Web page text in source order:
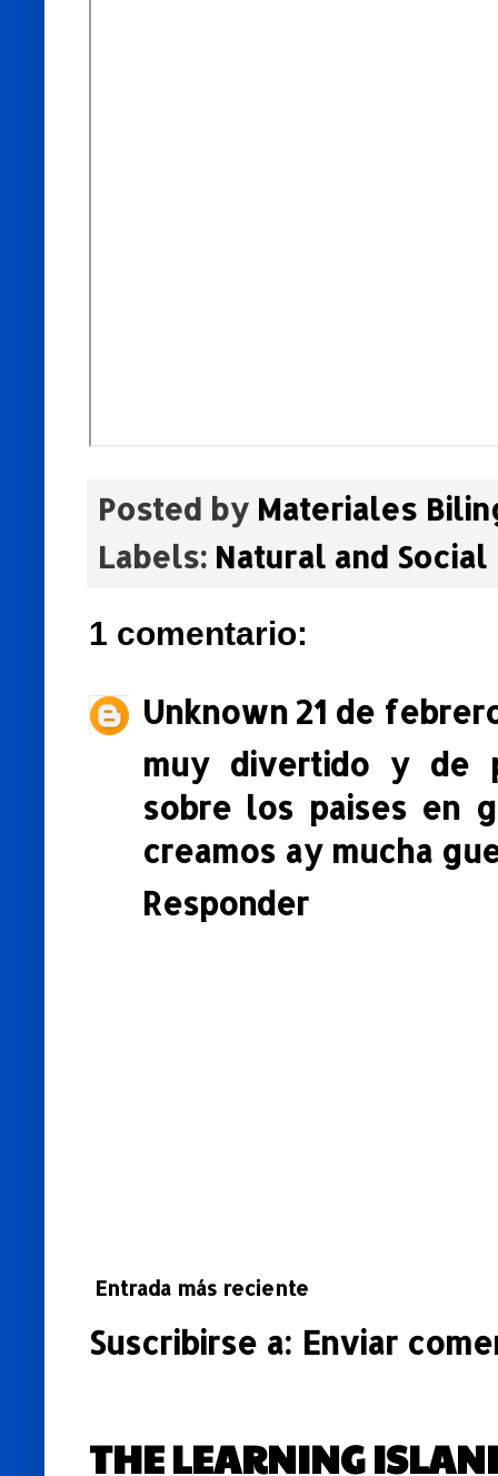
Posted by Materiales
Labels: Natural and Social
1 comentario:
Unknown21 de
muy divertido y de
sobre los paises en
creamos ay mucha
Responder
Entrada más reciente
Suscribirse a: Enviar
THE LEARNING